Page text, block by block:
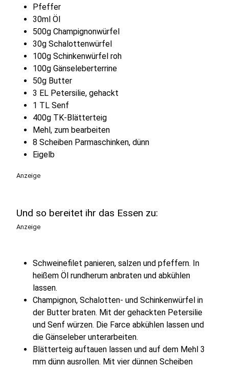
Pfeffer
30ml Öl
500g Champignonwürfel
30g Schalottenwürfel
100g Schinkenwürfel roh
100g Gänseleberterrine
50g Butter
3 EL Petersilie, gehackt
1 TL Senf
400g TK-Blätterteig
Mehl, zum bearbeiten
8 Scheiben Parmaschinken, dünn
Eigelb
Anzeige
Und so bereitet ihr das Essen zu:
Anzeige
Schweinefilet panieren, salzen und pfeffern. In
heißem Öl rundherum anbraten und abkühlen
lassen.
Champignon, Schalotten- und Schinkenwürfel in
der Butter braten. Mit der gehackten Petersilie
und Senf würzen. Die Farce abkühlen lassen und
die Gänseleber unterarbeiten.
Blätterteig auftauen lassen und auf dem Mehl 3
mm dünn ausrollen. Mit vier dünnen Scheiben